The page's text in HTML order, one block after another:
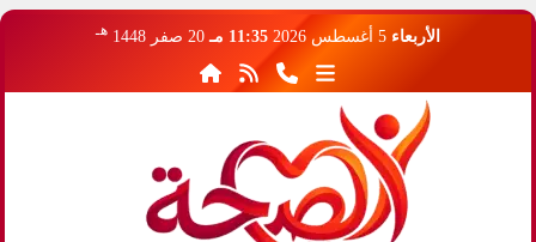
الأربعاء 11:35 مـ 20 صفر 1448 هـ